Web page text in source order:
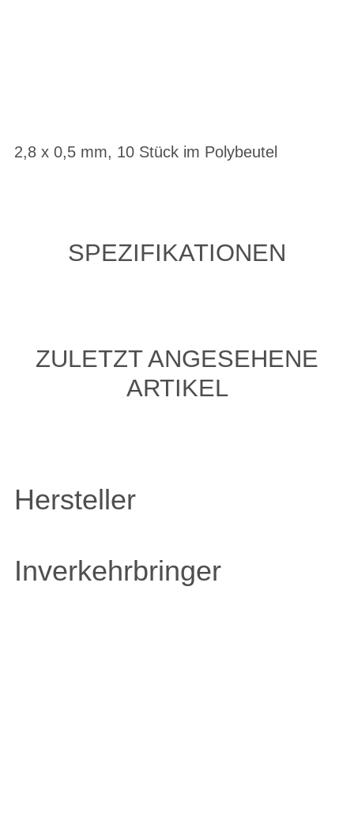
2,8 x 0,5 mm, 10 Stück im Polybeutel
SPEZIFIKATIONEN
ZULETZT ANGESEHENE
ARTIKEL
Hersteller
Inverkehrbringer